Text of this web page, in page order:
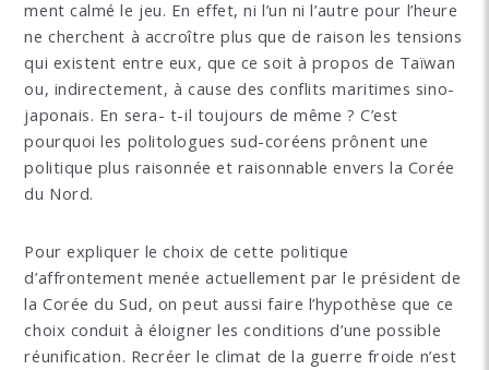
ment calmé le jeu. En effet, ni l’un ni l’autre pour l’heure
ne cherchent à accroître plus que de raison les tensions
qui existent entre eux, que ce soit à propos de Taïwan
ou, indirectement, à cause des conflits maritimes sino-
japonais. En sera- t-il toujours de même ? C’est
pourquoi les politologues sud-coréens prônent une
politique plus raisonnée et raisonnable envers la Corée
du Nord.
Pour expliquer le choix de cette politique
d’affrontement menée actuellement par le président de
la Corée du Sud, on peut aussi faire l’hypothèse que ce
choix conduit à éloigner les conditions d’une possible
réunification. Recréer le climat de la guerre froide n’est